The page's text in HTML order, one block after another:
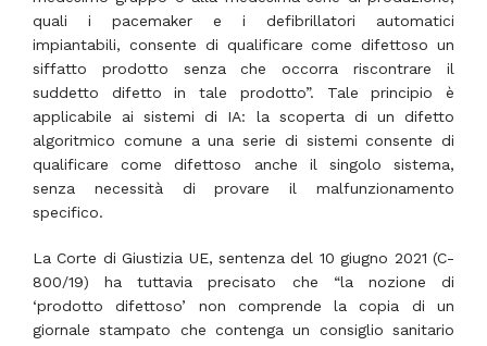
quali i pacemaker e i defibrillatori automatici
impiantabili, consente di qualificare come difettoso un
siffatto prodotto senza che occorra riscontrare il
suddetto difetto in tale prodotto”. Tale principio è
applicabile ai sistemi di IA: la scoperta di un difetto
algoritmico comune a una serie di sistemi consente di
qualificare come difettoso anche il singolo sistema,
senza necessità di provare il malfunzionamento
specifico.
La Corte di Giustizia UE, sentenza del 10 giugno 2021 (C-
800/19) ha tuttavia precisato che “la nozione di
‘prodotto difettoso’ non comprende la copia di un
giornale stampato che contenga un consiglio sanitario